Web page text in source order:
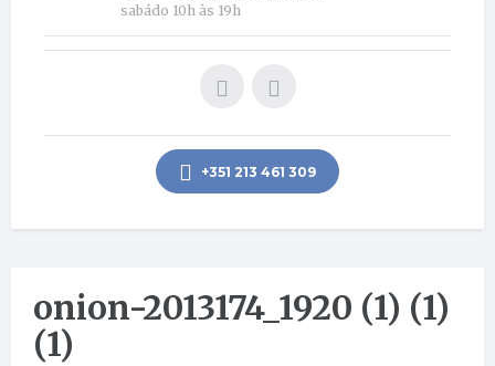
sabádo 10h às 19h
+351 213 461 309
onion-2013174_1920 (1) (1)
(1)